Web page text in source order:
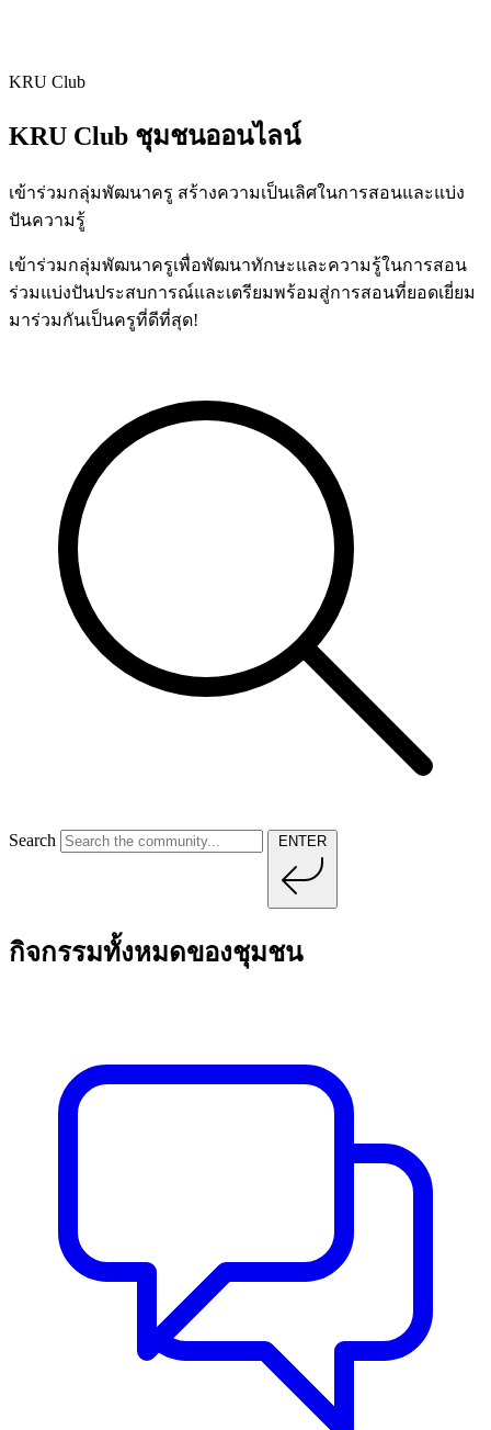
KRU Club
KRU Club ชุมชนออนไลน์
เข้าร่วมกลุ่มพัฒนาครู สร้างความเป็นเลิศในการสอนและแบ่ง
ปันความรู้
เข้าร่วมกลุ่มพัฒนาครูเพื่อพัฒนาทักษะและความรู้ในการสอน
ร่วมแบ่งปันประสบการณ์และเตรียมพร้อมสู่การสอนที่ยอดเยี่ยม
มาร่วมกันเป็นครูที่ดีที่สุด!
Search ENTER
กิจกรรมทั้งหมดของชุมชน